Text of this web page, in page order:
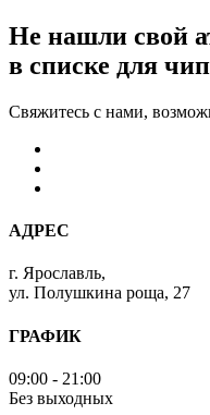
Не нашли свой
в списке для
Свяжитесь с нами,
АДРЕС
г. Ярославль,
ул. Полушкина роща, 27
ГРАФИК
09:00 - 21:00
Без выходных